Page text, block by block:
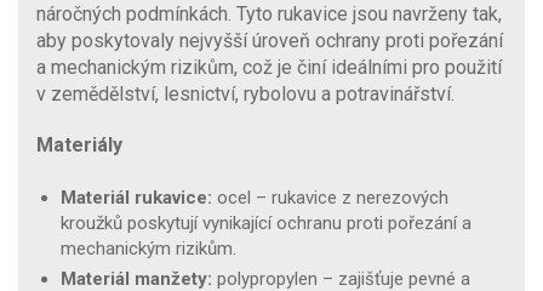
náročných podmínkách. Tyto rukavice jsou navrženy tak,
aby poskytovaly nejvyšší úroveň ochrany proti pořezání
a mechanickým rizikům, což je činí ideálními pro použití
v zemědělství, lesnictví, rybolovu a potravinářství.
Materiály
Materiál rukavice: ocel – rukavice z nerezových
kroužků poskytují vynikající ochranu proti pořezání a
mechanickým rizikům.
Materiál manžety: polypropylen – zajišťuje pevné a